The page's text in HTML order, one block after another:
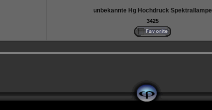
unbekannte Hg Hochdruck Spektrallampe
3425